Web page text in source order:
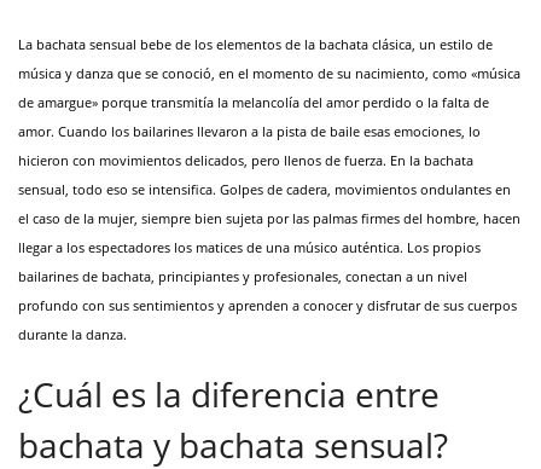
La bachata sensual bebe de los elementos de la bachata clásica, un estilo de
música y danza que se conoció, en el momento de su nacimiento, como «música
de amargue» porque transmitía la melancolía del amor perdido o la falta de
amor. Cuando los bailarines llevaron a la pista de baile esas emociones, lo
hicieron con movimientos delicados, pero llenos de fuerza. En la bachata
sensual, todo eso se intensifica. Golpes de cadera, movimientos ondulantes en
el caso de la mujer, siempre bien sujeta por las palmas firmes del hombre, hacen
llegar a los espectadores los matices de una músico auténtica. Los propios
bailarines de bachata, principiantes y profesionales, conectan a un nivel
profundo con sus sentimientos y aprenden a conocer y disfrutar de sus cuerpos
durante la danza.
¿Cuál es la diferencia entre
bachata y bachata sensual?